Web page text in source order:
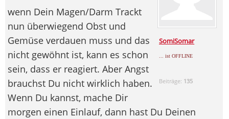
SomiSomar
... ist OFFLINE
Beiträge: 135
wenn Dein Magen/Darm Trackt
nun überwiegend Obst und
Gemüse verdauen muss und das
nicht gewöhnt ist, kann es schon
sein, dass er reagiert. Aber Angst
brauchst Du nicht wirklich haben.
Wenn Du kannst, mache Dir
morgen einen Einlauf, dann hast Du Deinen